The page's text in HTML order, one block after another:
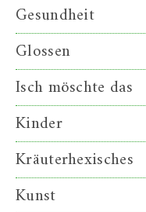
Gesundheit
Glossen
Isch möschte das
Kinder
Kräuterhexisches
Kunst